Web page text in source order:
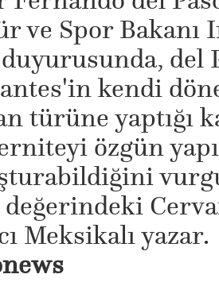
ve Spor Bakanı
del
kendi
türüne yaptığı
özgün
Meksikalı yazar.